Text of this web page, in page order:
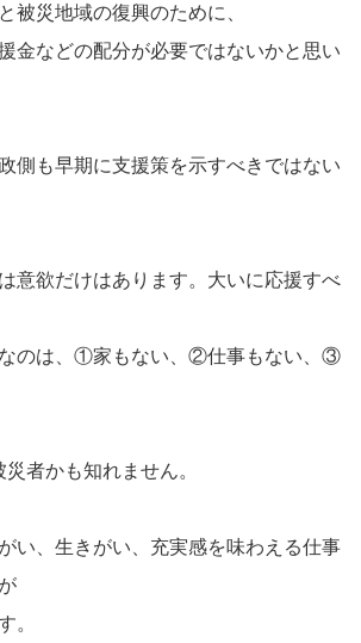
被災地域の復興のために、
金などの配分が必要ではないかと思い
側も早期に支援策を示すべきではない
意欲だけはあります。大いに応援すべ
のは、①家もない、②仕事もない、③
れません。
い、生きがい、充実感を味わえる仕事
。